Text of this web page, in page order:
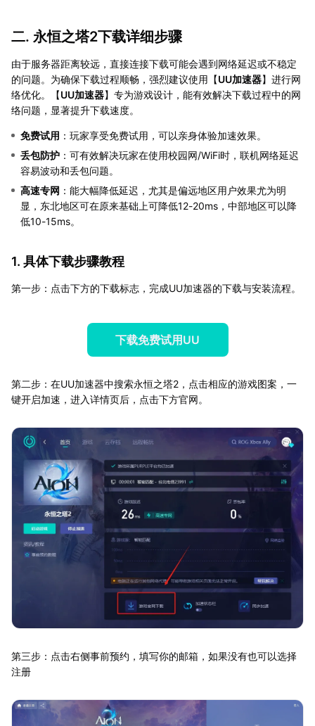
二. 永恒之塔2下载详细步骤
由于服务器距离较远，直接连接下载可能会遇到网络延迟或不稳定
的问题。为确保下载过程顺畅，强烈建议使用【UU加速器】进行网
络优化。【UU加速器】专为游戏设计，能有效解决下载过程中的网
络问题，显著提升下载速度。
免费试用 ：玩家享受免费试用，可以亲身体验加速效果。
丢包防护 ：可有效解决玩家在使用校园网/WiFi时，联机网络延迟
容易波动和丢包问题。
高速专网 ：能大幅降低延迟，尤其是偏远地区用户效果尤为明
显，东北地区可在原来基础上可降低12-20ms，中部地区可以降
低10-15ms。
1. 具体下载步骤教程
第一步：点击下方的下载标志，完成UU加速器的下载与安装流程。
下载免费试用UU
第二步：在UU加速器中搜索永恒之塔2，点击相应的游戏图案，一
键开启加速，进入详情页后，点击下方官网。
第三步：点击右侧事前预约，填写你的邮箱，如果没有也可以选择
注册